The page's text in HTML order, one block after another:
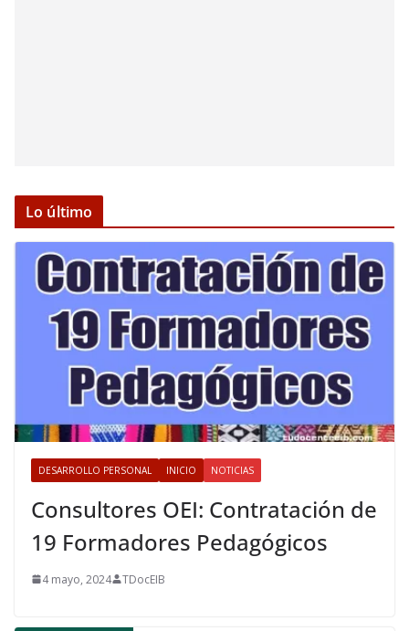
Lo último
DESARROLLO PERSONAL INICIO NOTICIAS
Consultores OEI: Contratación de
19 Formadores Pedagógicos
4 mayo, 2024 TDocEIB